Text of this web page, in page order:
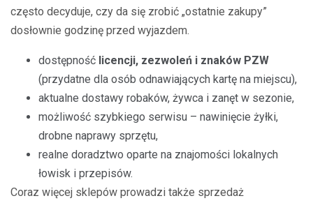
często decyduje, czy da się zrobić „ostatnie zakupy”
dosłownie godzinę przed wyjazdem.
dostępność licencji, zezwoleń i znaków PZW
(przydatne dla osób odnawiających kartę na miejscu),
aktualne dostawy robaków, żywca i zanęt w sezonie,
możliwość szybkiego serwisu – nawinięcie żyłki,
drobne naprawy sprzętu,
realne doradztwo oparte na znajomości lokalnych
łowisk i przepisów.
Coraz więcej sklepów prowadzi także sprzedaż